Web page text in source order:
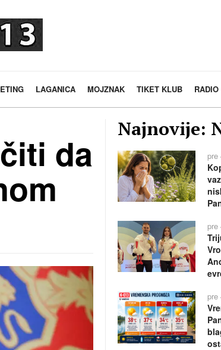
LAGANICA MOJZNAK TIKET KLUB RADIO
da
Najnovije:
pre
pre
pre